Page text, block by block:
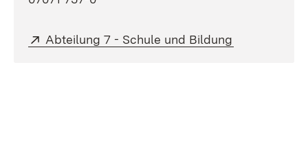
Extern:
Abteilung 7 - Schule und Bildung